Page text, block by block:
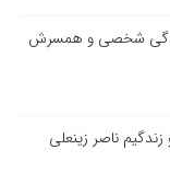
زندگی شخصی و همسرش
ناصر زینعلی